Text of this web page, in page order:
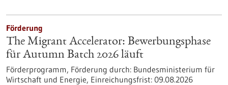
Förderung
The Migrant Accelerator: Bewerbungsphase
für Autumn Batch 2026 läuft
Förderprogramm, Förderung durch: Bundesministerium für
Wirtschaft und Energie, Einreichungsfrist: 09.08.2026